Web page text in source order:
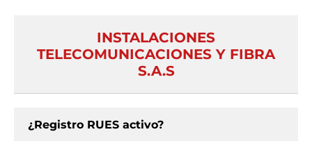
INSTALACIONES
TELECOMUNICACIONES Y FIBRA
S.A.S
¿Registro RUES activo?